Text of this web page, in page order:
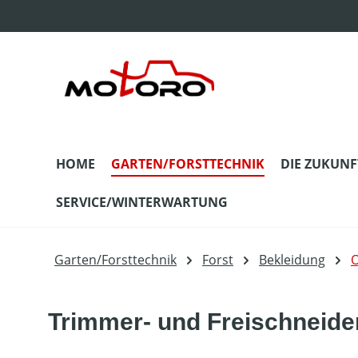
HOME GARTEN/FORSTTECHNIK DIE
SERVICE/WINTERWARTUNG
Garten/Forsttechnik Forst Bekleidung
Trimmer- und